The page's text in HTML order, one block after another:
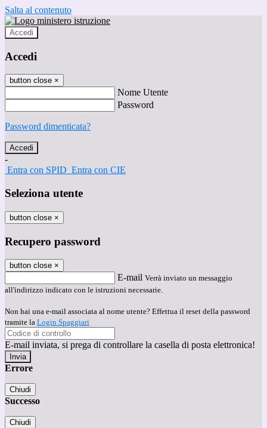
Salta al contenuto
Accedi
Accedi
button close ×
Nome Utente
Password
Password dimenticata?
-
Entra con SPID Entra con CIE
Seleziona utente
button close ×
Recupero password
button close ×
E-mail Verrà inviato un messaggio
all'indirizzo indicato con le istruzioni necessarie.
Non hai una e-mail associata al nome utente? Effettua il reset della password
tramite la Login Spaggiari
E-mail inviata, si prega di controllare la casella di posta elettronica!
Errore
Chiudi
Successo
Chiudi